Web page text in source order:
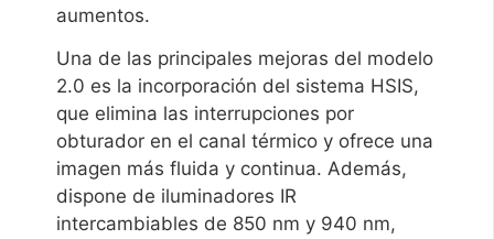
aumentos.
Una de las principales mejoras del modelo
2.0 es la incorporación del sistema HSIS,
que elimina las interrupciones por
obturador en el canal térmico y ofrece una
imagen más fluida y continua. Además,
dispone de iluminadores IR
intercambiables de 850 nm y 940 nm,